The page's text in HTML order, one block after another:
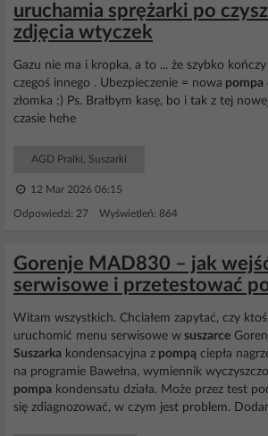
uruchamia sprężarki po
zdjęcia wtyczek
Gazu nie ma i kropka, a to ... że szybko
czegoś innego . Ubezpieczenie = nowa pompa
złomka :) Ps. Brałbym kasę, bo i tak z tej
czasie hehe
AGD Pralki, Suszarki
12 Mar 2026 06:15
Odpowiedzi: 27 Wyświetleń: 864
Gorenje MAD830 – jak
serwisowe i przetestować
Witam wszystkich. Chciałem zapytać, czy
uruchomić menu serwisowe w suszarce
Suszarka kondensacyjna z pompą ciepła
na programie Bawełna, wymiennik
pompa kondensatu działa. Może przez test
się zdiagnozować, w czym jest problem.